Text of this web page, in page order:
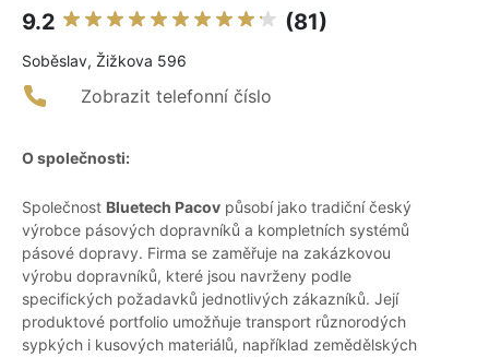
9.2 (81)
Soběslav, Žižkova 596
Zobrazit telefonní číslo
O společnosti:
Společnost Bluetech Pacov působí jako tradiční český
výrobce pásových dopravníků a kompletních systémů
pásové dopravy. Firma se zaměřuje na zakázkovou
výrobu dopravníků, které jsou navrženy podle
specifických požadavků jednotlivých zákazníků. Její
produktové portfolio umožňuje transport různorodých
sypkých i kusových materiálů, například zemědělských